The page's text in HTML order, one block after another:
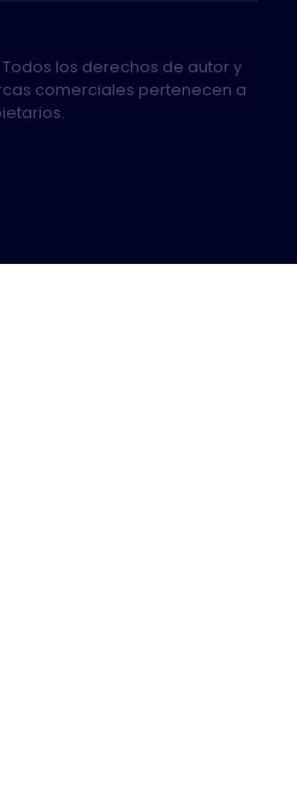
los derechos de autor y
comerciales pertenecen a